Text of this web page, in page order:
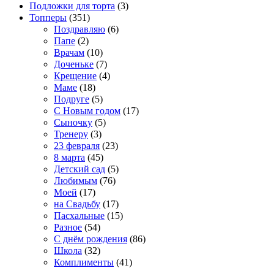
Подложки для торта (3)
Топперы (351)
Поздравляю (6)
Папе (2)
Врачам (10)
Доченьке (7)
Крещение (4)
Маме (18)
Подруге (5)
С Новым годом (17)
Сыночку (5)
Тренеру (3)
23 февраля (23)
8 марта (45)
Детский сад (5)
Любимым (76)
Моей (17)
на Свадьбу (17)
Пасхальные (15)
Разное (54)
С днём рождения (86)
Школа (32)
Комплименты (41)